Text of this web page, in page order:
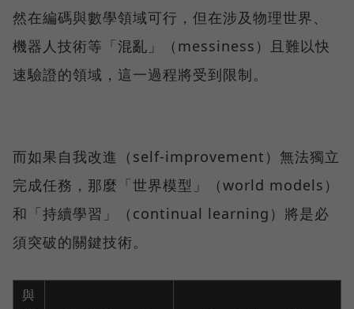
然在編碼與數學領域可行，但在涉及物理世界、
機器人技術等「混亂」（messiness）且難以快
速驗證的領域，這一過程將受到限制。
而如果自我改進（self-improvement）無法獨立
完成任務，那麼「世界模型」（world models）
和「持續學習」（continual learning）將是必
須突破的關鍵技術。
與